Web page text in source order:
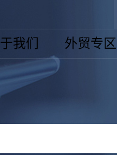
我们 外贸专区